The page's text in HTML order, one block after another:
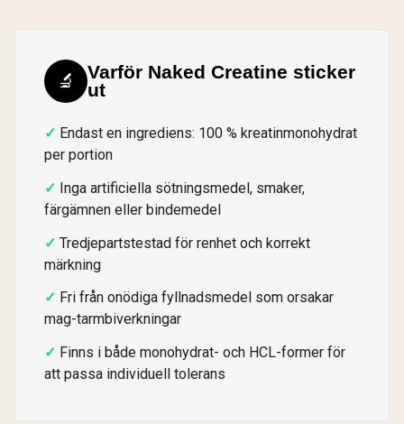
🔬
Varför Naked Creatine sticker
ut
Endast en ingrediens: 100 % kreatinmonohydrat
per portion
Inga artificiella sötningsmedel, smaker,
färgämnen eller bindemedel
Tredjepartstestad för renhet och korrekt
märkning
Fri från onödiga fyllnadsmedel som orsakar
mag-tarmbiverkningar
Finns i både monohydrat- och HCL-former för
att passa individuell tolerans